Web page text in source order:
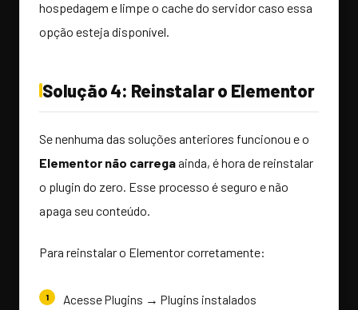
hospedagem e limpe o cache do servidor caso essa
opção esteja disponível.
Solução 4: Reinstalar o Elementor
Se nenhuma das soluções anteriores funcionou e o
Elementor não carregaainda, é hora de reinstalar
o plugin do zero. Esse processo é seguro e não
apaga seu conteúdo.
Para reinstalar o Elementor corretamente:
Acesse Plugins → Plugins instalados